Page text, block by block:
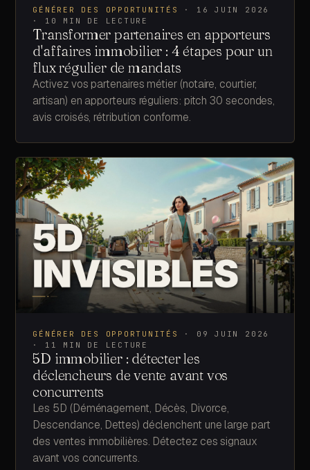
GÉNÉRER DES OPPORTUNITÉS · 16 JUIN 2026
· 10 MIN DE LECTURE
Transformer partenaires en apporteurs
d'affaires immobilier : 4 étapes pour un
flux régulier de mandats
Activez vos partenaires métier (notaire, courtier,
artisan) en apporteurs réguliers: pitch 30 secondes,
avis croisés, rétribution conforme.
GÉNÉRER DES OPPORTUNITÉS · 09 JUIN 2026
· 11 MIN DE LECTURE
5D immobilier : détecter les
déclencheurs de vente avant vos
concurrents
Les 5D (Déménagement, Décès, Divorce,
Descendance, Dettes) déclenchent une large part
des ventes immobilières. Détectez ces signaux
avant vos concurrents.